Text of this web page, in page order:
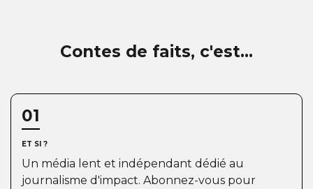
Contes de faits, c'est...
01
ET SI ?
Un média lent et indépendant dédié au
journalisme d'impact. Abonnez-vous pour